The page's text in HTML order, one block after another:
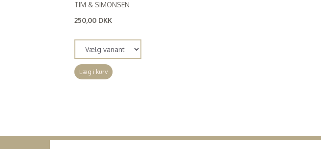
TIM & SIMONSEN
250,00 DKK
Læg i kurv